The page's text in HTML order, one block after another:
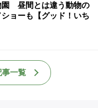
園 昼間とは違う動物の
ョーも【グッド！いち
事一覧